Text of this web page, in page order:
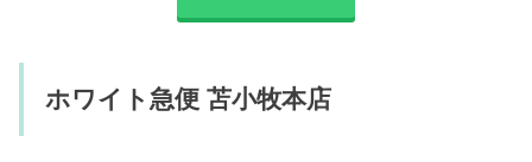
ホワイト急便 苫小牧本店